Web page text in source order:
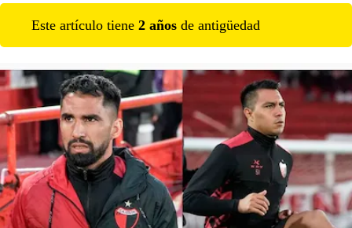
Este artículo tiene 2 años de antigüedad